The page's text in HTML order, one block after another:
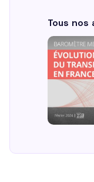
Tous nos